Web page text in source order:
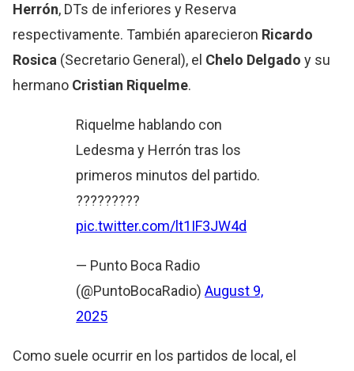
Herrón, DTs de inferiores y Reserva
respectivamente. También aparecieron Ricardo
Rosica (Secretario General), el Chelo Delgadoy su
hermano Cristian Riquelme.
Riquelme hablando con
Ledesma y Herrón tras los
primeros minutos del partido.
?????????
pic.twitter.com/lt1IF3JW4d
— Punto Boca Radio
(@PuntoBocaRadio)August 9,
2025
Como suele ocurrir en los partidos de local, el